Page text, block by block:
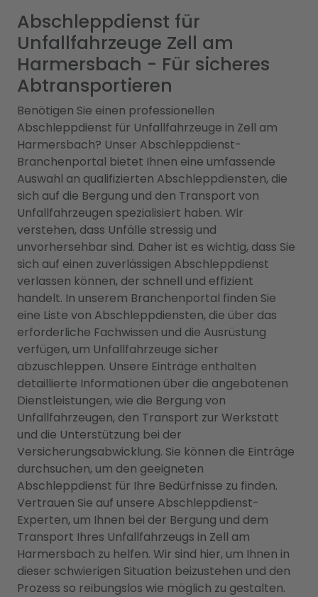
Abschleppdienst für
Unfallfahrzeuge Zell am
Harmersbach - Für sicheres
Abtransportieren
Benötigen Sie einen professionellen
Abschleppdienst für Unfallfahrzeuge in Zell am
Harmersbach? Unser Abschleppdienst-
Branchenportal bietet Ihnen eine umfassende
Auswahl an qualifizierten Abschleppdiensten, die
sich auf die Bergung und den Transport von
Unfallfahrzeugen spezialisiert haben. Wir
verstehen, dass Unfälle stressig und
unvorhersehbar sind. Daher ist es wichtig, dass Sie
sich auf einen zuverlässigen Abschleppdienst
verlassen können, der schnell und effizient
handelt. In unserem Branchenportal finden Sie
eine Liste von Abschleppdiensten, die über das
erforderliche Fachwissen und die Ausrüstung
verfügen, um Unfallfahrzeuge sicher
abzuschleppen. Unsere Einträge enthalten
detaillierte Informationen über die angebotenen
Dienstleistungen, wie die Bergung von
Unfallfahrzeugen, den Transport zur Werkstatt
und die Unterstützung bei der
Versicherungsabwicklung. Sie können die Einträge
durchsuchen, um den geeigneten
Abschleppdienst für Ihre Bedürfnisse zu finden.
Vertrauen Sie auf unsere Abschleppdienst-
Experten, um Ihnen bei der Bergung und dem
Transport Ihres Unfallfahrzeugs in Zell am
Harmersbach zu helfen. Wir sind hier, um Ihnen in
dieser schwierigen Situation beizustehen und den
Prozess so reibungslos wie möglich zu gestalten.